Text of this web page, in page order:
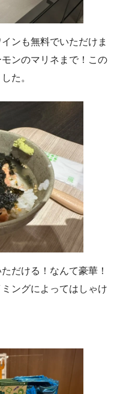
ンも無料でいただけま
ンのマリネまで！この
た。
だける！なんて豪華！
ングによってはしゃけ